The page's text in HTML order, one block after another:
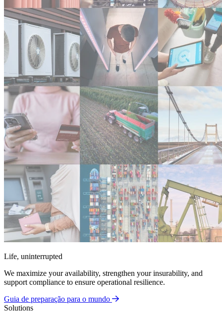
Life, uninterrupted
We maximize your availability, strengthen your insurability, and
support compliance to ensure operational resilience.
Guia de preparação para o mundo
Solutions